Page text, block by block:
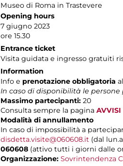
Museo di Roma in Trastevere
Opening hours
7 giugno 2023
ore 15.30
Entrance ticket
Visita guidata e ingresso gratuiti
Information
Info e prenotazione obbligatoria
In caso di disponibilità le
Massimo partecipanti: 20
Consulta sempre la pagina AVVISI
Modalità di annullamento
In caso di impossibilità a
disdetta.visite@060608.it (dal
060608 (attivo tutti i giorni dalle
Organizzazione: Sovrintendenza